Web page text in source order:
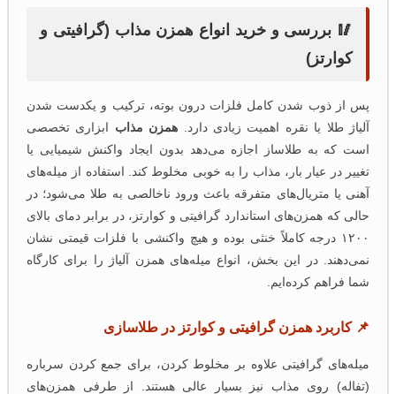
🥢 بررسی و خرید انواع همزن مذاب (گرافیتی و
کوارتز)
پس از ذوب شدن کامل فلزات درون بوته، ترکیب و یکدست شدن
آلیاژ طلا یا نقره اهمیت زیادی دارد. همزن مذابابزاری تخصصی
است که به طلاساز اجازه می‌دهد بدون ایجاد واکنش شیمیایی یا
تغییر در عیار بار، مذاب را به خوبی مخلوط کند. استفاده از میله‌های
آهنی یا متریال‌های متفرقه باعث ورود ناخالصی به طلا می‌شود؛ در
حالی که همزن‌های استاندارد گرافیتی و کوارتز، در برابر دمای بالای
۱۲۰۰ درجه کاملاً خنثی بوده و هیچ واکنشی با فلزات قیمتی نشان
نمی‌دهند. در این بخش، انواع میله‌های همزن آلیاژ را برای کارگاه
شما فراهم کرده‌ایم.
📌 کاربرد همزن گرافیتی و کوارتز در طلاسازی
میله‌های گرافیتی علاوه بر مخلوط کردن، برای جمع کردن سرباره
(تفاله) روی مذاب نیز بسیار عالی هستند. از طرفی همزن‌های